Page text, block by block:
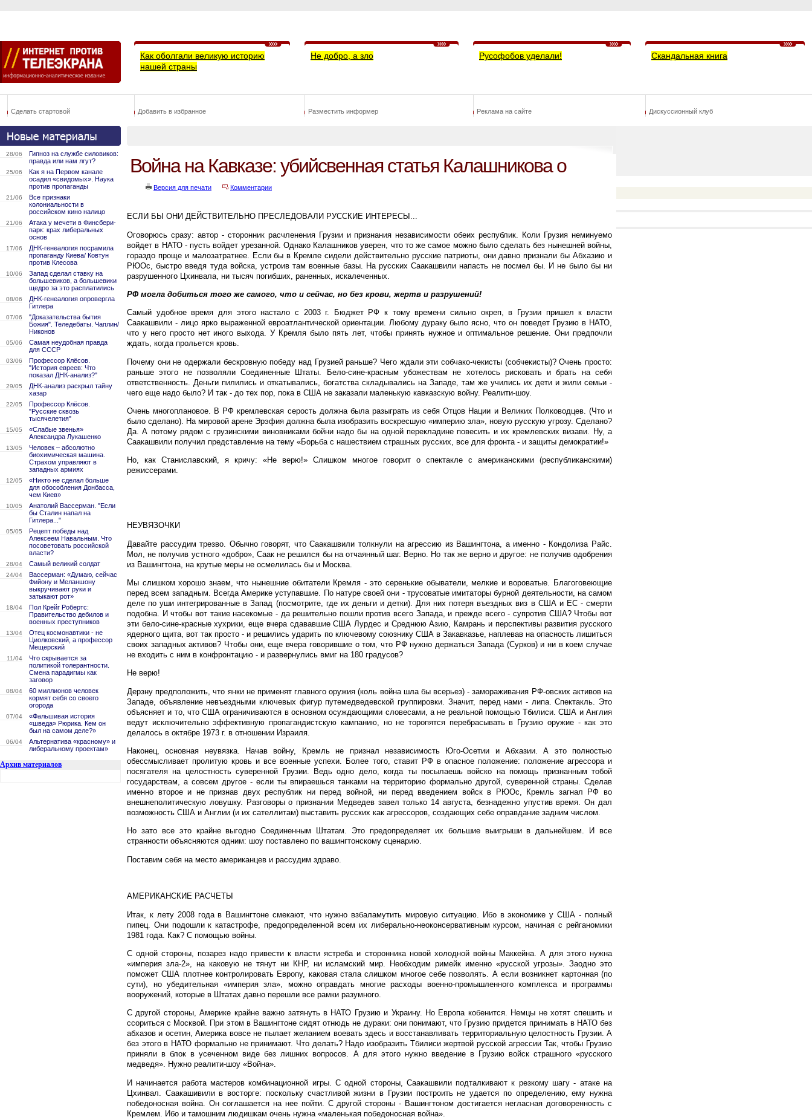
Как оболгали великую историю
нашей страны
Не добро, а зло Русофобов уделали! Скандальная книга
Сделать стартовой Добавить в избранное Разместить информер Реклама на сайте Дискуссионный клуб
28/06
Гипноз на службе силовиков:
правда или нам лгут?
25/06
Как я на Первом канале
осадил «свидомых». Наука
против пропаганды
21/06
Все признаки
колониальности в
российском кино налицо
21/06
Атака у мечети в Финсбери-
парк: крах либеральных
основ
17/06
ДНК-генеалогия посрамила
пропаганду Киева/ Ковтун
против Клесова
10/06
Запад сделал ставку на
большевиков, а большевики
щедро за это расплатились
08/06
ДНК-генеалогия опровергла
Гитлера
07/06
"Доказательства бытия
Божия". Теледебаты. Чаплин/
Никонов
05/06
Самая неудобная правда
для СССР
03/06
Профессор Клёсов.
"История евреев: Что
показал ДНК-анализ?"
29/05
ДНК-анализ раскрыл тайну
хазар
22/05
Профессор Клёсов.
"Русские сквозь
тысячелетия"
15/05
«Слабые звенья»
Александра Лукашенко
13/05
Человек – абсолютно
биохимическая машина.
Страхом управляют в
западных армиях
12/05
«Никто не сделал больше
для обособления Донбасса,
чем Киев»
10/05
Анатолий Вассерман. "Если
бы Сталин напал на
Гитлера..."
05/05
Рецепт победы над
Алексеем Навальным. Что
посоветовать российской
власти?
28/04 Самый великий солдат
24/04
Вассерман: «Думаю, сейчас
Фийону и Меланшону
выкручивают руки и
затыкают рот»
18/04
Пол Крейг Робертс:
Правительство дебилов и
военных преступников
13/04
Отец космонавтики - не
Циолковский, а профессор
Мещерский
11/04
Что скрывается за
политикой толерантности.
Смена парадигмы как
заговор
08/04
60 миллионов человек
кормят себя со своего
огорода
07/04
«Фальшивая история
«шведа» Рюрика. Кем он
был на самом деле?»
06/04
Альтернатива «красному» и
либеральному проектам»
Архив материалов
Война на Кавказе: убийсвенная статья Калашникова о
Версия для печати Комментарии
ЕСЛИ БЫ ОНИ ДЕЙСТВИТЕЛЬНО ПРЕСЛЕДОВАЛИ РУССКИЕ ИНТЕРЕСЫ...
Оговорюсь сразу: автор - сторонник расчленения Грузии и признания независимости обеих республик. Коли Грузия неминуемо
войдет в НАТО - пусть войдет урезанной. Однако Калашников уверен, что то же самое можно было сделать без нынешней войны,
гораздо проще и малозатратнее. Если бы в Кремле сидели действительно русские патриоты, они давно признали бы Абхазию и
РЮОс, быстро введя туда войска, устроив там военные базы. На русских Саакашвили напасть не посмел бы. И не было бы ни
разрушенного Цхинвала, ни тысяч погибших, раненных, искалеченных.
РФ могла добиться того же самого, что и сейчас, но без крови, жертв и разрушений!
Самый удобное время для этого настало с 2003 г. Бюджет РФ к тому времени сильно окреп, в Грузии пришел к власти
Саакашвили - лицо ярко выраженной евроатлантической ориентации. Любому дураку было ясно, что он поведет Грузию в НАТО,
что у него просто нет иного выхода. У Кремля было пять лет, чтобы принять нужное и оптимальное решение. Они предпочли
ждать, когда прольется кровь.
Почему они не одержали бескровную победу над Грузией раньше? Чего ждали эти собчако-чекисты (собчекисты)? Очень просто:
раньше этого не позволяли Соединенные Штаты. Бело-сине-красным убожествам не хотелось рисковать и брать на себя
ответственность. Деньги пилились и откатывались, богатства складывались на Западе, там же учились их дети и жили семьи -
чего еще надо было? И так - до тех пор, пока в США не заказали маленькую кавказскую войну. Реалити-шоу.
Очень многоплановое. В РФ кремлевская серость должна была разыграть из себя Отцов Нации и Великих Полководцев. (Что и
было сделано). На мировой арене Эрэфия должна была изобразить воскресшую «империю зла», новую русскую угрозу. Сделано?
Да. А потому рядом с грузинскими виновниками бойни надо бы на одной перекладине повесить и их кремлевских визави. Ну, а
Саакашвили получил представление на тему «Борьба с нашествием страшных русских, все для фронта - и защиты демократии!»
Но, как Станиславский, я кричу: «Не верю!» Слишком многое говорит о спектакле с американскими (республиканскими)
режиссерами.
НЕУВЯЗОЧКИ
Давайте рассудим трезво. Обычно говорят, что Саакашвили толкнули на агрессию из Вашингтона, а именно - Кондолиза Райс.
Мол, не получив устного «добро», Саак не решился бы на отчаянный шаг. Верно. Но так же верно и другое: не получив одобрения
из Вашингтона, на крутые меры не осмелилась бы и Москва.
Мы слишком хорошо знаем, что нынешние обитатели Кремля - это серенькие обыватели, мелкие и вороватые. Благоговеющие
перед всем западным. Всегда Америке уступавшие. По натуре своей они - трусоватые имитаторы бурной деятельности, на самом
деле по уши интегрированные в Запад (посмотрите, где их деньги и детки). Для них потеря въездных виз в США и ЕС - смерти
подобна. И чтобы вот такие насекомые - да решительно пошли против всего Запада, и прежде всего - супротив США? Чтобы вот
эти бело-сине-красные хухрики, еще вчера сдававшие США Лурдес и Среднюю Азию, Камрань и перспективы развития русского
ядерного щита, вот так просто - и решились ударить по ключевому союзнику США в Закавказье, наплевав на опасность лишиться
своих западных активов? Чтобы они, еще вчера говорившие о том, что РФ нужно держаться Запада (Сурков) и ни в коем случае
не входить с ним в конфронтацию - и развернулись вмиг на 180 градусов?
Не верю!
Дерзну предположить, что янки не применят главного оружия (коль война шла бы всерьез) - замораживания РФ-овских активов на
Западе, объявление невъездными ключевых фигур путемедведевской группировки. Значит, перед нами - липа. Спектакль. Это
объясняет и то, что США ограничиваются в основном осуждающими словесами, а не реальной помощью Тбилиси. США и Англия
ведут исключительно эффективную пропагандистскую кампанию, но не торопятся перебрасывать в Грузию оружие - как это
делалось в октябре 1973 г. в отношении Израиля.
Наконец, основная неувязка. Начав войну, Кремль не признал независимость Юго-Осетии и Абхазии. А это полностью
обессмысливает пролитую кровь и все военные успехи. Более того, ставит РФ в опасное положение: положение агрессора и
посягателя на целостность суверенной Грузии. Ведь одно дело, когда ты посылаешь войско на помощь признанным тобой
государствам, а совсем другое - если ты впираешься танками на территорию формально другой, суверенной страны. Сделав
именно второе и не признав двух республик ни перед войной, ни перед введением войск в РЮОс, Кремль загнал РФ во
внешнеполитическую ловушку. Разговоры о признании Медведев завел только 14 августа, безнадежно упустив время. Он дал
возможность США и Англии (и их сателлитам) выставить русских как агрессоров, создающих себе оправдание задним числом.
Но зато все это крайне выгодно Соединенным Штатам. Это предопределяет их большие выигрыши в дальнейшем. И все
странности объясняются одним: шоу поставлено по вашингтонскому сценарию.
Поставим себя на место американцев и рассудим здраво.
АМЕРИКАНСКИЕ РАСЧЕТЫ
Итак, к лету 2008 года в Вашингтоне смекают, что нужно взбаламутить мировую ситуацию. Ибо в экономике у США - полный
пипец. Они подошли к катастрофе, предопределенной всем их либерально-неоконсервативным курсом, начиная с рейганомики
1981 года. Как? С помощью войны.
С одной стороны, позарез надо привести к власти ястреба и сторонника новой холодной войны Маккейна. А для этого нужна
«империя зла-2», на каковую не тянут ни КНР, ни исламский мир. Необходим римейк именно «русской угрозы». Заодно это
поможет США плотнее контролировать Европу, каковая стала слишком многое себе позволять. А если возникнет картонная (по
сути), но убедительная «империя зла», можно оправдать многие расходы военно-промышленного комплекса и программы
вооружений, которые в Штатах давно перешли все рамки разумного.
С другой стороны, Америке крайне важно затянуть в НАТО Грузию и Украину. Но Европа кобенится. Немцы не хотят спешить и
ссориться с Москвой. При этом в Вашингтоне сидят отнюдь не дураки: они понимают, что Грузию придется принимать в НАТО без
абхазов и осетин, Америка вовсе не пылает желанием воевать здесь и восстанавливать территориальную целостность Грузии. А
без этого в НАТО формально не принимают. Что делать? Надо изобразить Тбилиси жертвой русской агрессии Так, чтобы Грузию
приняли в блок в усеченном виде без лишних вопросов. А для этого нужно введение в Грузию войск страшного «русского
медведя». Нужно реалити-шоу «Война».
И начинается работа мастеров комбинационной игры. С одной стороны, Саакашвили подталкивают к резкому шагу - атаке на
Цхинвал. Саакашивили в восторге: поскольку счастливой жизни в Грузии построить не удается по определению, ему нужна
победоносная война. Он соглашается на нее пойти. С другой стороны - Вашингтоном достигается негласная договоренность с
Кремлем. Ибо и тамошним людишкам очень нужна «маленькая победоносная война».